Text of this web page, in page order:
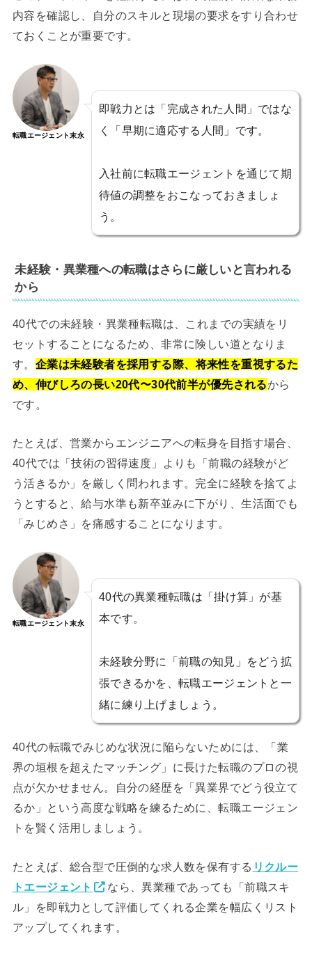
内容を確認し、自分のスキルと現場の要求をすり合わせ
ておくことが重要です。
転職エージェント末永
即戦力とは「完成された人間」ではな
く「早期に適応する人間」です。
入社前に転職エージェントを通じて期
待値の調整をおこなっておきましょ
う。
未経験・異業種への転職はさらに厳しいと言われる
から
40代での未経験・異業種転職は、これまでの実績をリ
セットすることになるため、非常に険しい道となりま
す。 企業は未経験者を採用する際、将来性を重視するた
め、伸びしろの長い20代〜30代前半が優先されるから
です。
たとえば、営業からエンジニアへの転身を目指す場合、
40代では「技術の習得速度」よりも「前職の経験がど
う活きるか」を厳しく問われます。完全に経験を捨てよ
うとすると、給与水準も新卒並みに下がり、生活面でも
「みじめさ」を痛感することになります。
転職エージェント末永
40代の異業種転職は「掛け算」が基
本です。
未経験分野に「前職の知見」をどう拡
張できるかを、転職エージェントと一
緒に練り上げましょう。
40代の転職でみじめな状況に陥らないためには、「業
界の垣根を超えたマッチング」に長けた転職のプロの視
点が欠かせません。自分の経歴を「異業界でどう役立て
るか」という高度な戦略を練るために、転職エージェン
トを賢く活用しましょう。
たとえば、総合型で圧倒的な求人数を保有する リクルー
トエージェント
なら、異業種であっても「前職スキ
ル」を即戦力として評価してくれる企業を幅広くリスト
アップしてくれます。